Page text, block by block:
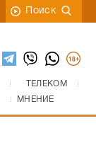
Поиск
ТЕЛЕКОМ
МНЕНИЕ